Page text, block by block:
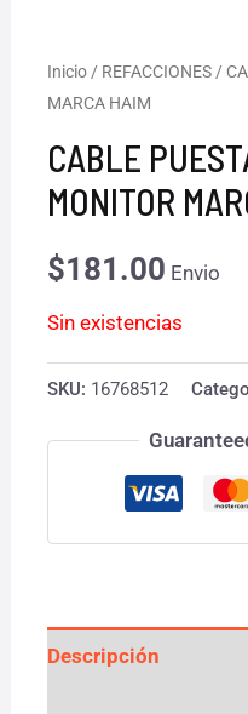
Inicio / REFACCIONES /
MARCA HAIM
CABLE
MONITOR
$181.00 Envio
Sin existencias
SKU: 16768512
Descripción